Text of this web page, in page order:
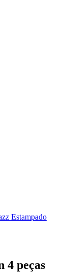
Estampado
4 peças